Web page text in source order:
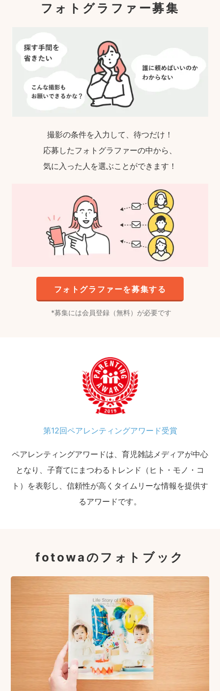
フォトグラファー募集
撮影の条件を入力して、待つだけ！
応募したフォトグラファーの中から、
気に入った人を選ぶことができます！
フォトグラファーを募集する
募集には会員登録（無料）が必要です
第12回ペアレンティングアワード受賞
ペアレンティングアワードは、育児雑誌メディアが中心
となり、子育てにまつわるトレンド（ヒト・モノ・コ
ト）を表彰し、信頼性が高くタイムリーな情報を提供す
るアワードです。
fotowaのフォトブック